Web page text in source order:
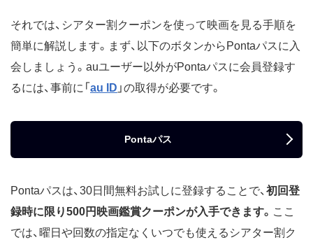
それでは、シアター割クーポンを使って映画を見る手順を
簡単に解説します。まず、以下のボタンからPontaパスに入
会しましょう。auユーザー以外がPontaパスに会員登録す
るには、事前に「 au ID 」の取得が必要です。
Pontaパス
Pontaパスは、30日間無料お試しに登録することで、 初回登
録時に限り500円映画鑑賞クーポンが入手できます。 ここ
では、曜日や回数の指定なくいつでも使えるシアター割ク